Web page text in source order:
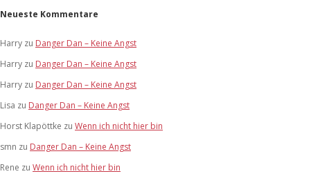
Neueste Kommentare
Harry zu Danger Dan – Keine Angst
Harry zu Danger Dan – Keine Angst
Harry zu Danger Dan – Keine Angst
Lisa zu Danger Dan – Keine Angst
Horst Klapöttke zu Wenn ich nicht hier bin
smn zu Danger Dan – Keine Angst
Rene zu Wenn ich nicht hier bin